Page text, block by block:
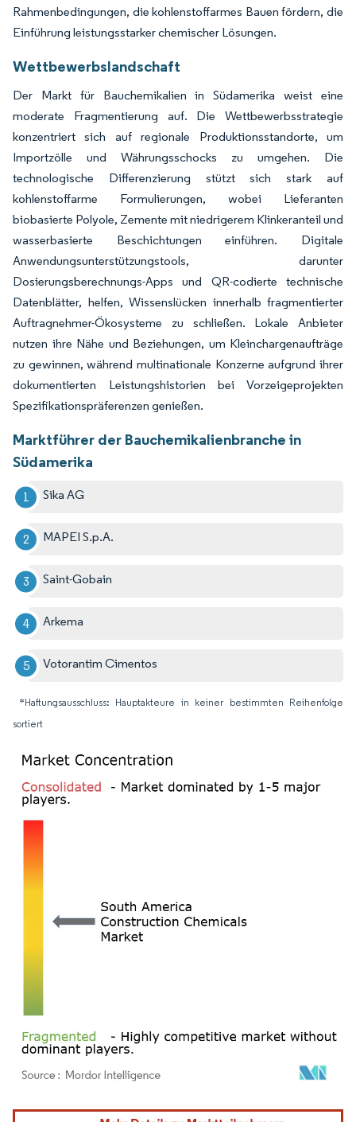
Rahmenbedingungen, die kohlenstoffarmes Bauen fördern, die
Einführung leistungsstarker chemischer Lösungen.
Wettbewerbslandschaft
Der Markt für Bauchemikalien in Südamerika weist eine
moderate Fragmentierung auf. Die Wettbewerbsstrategie
konzentriert sich auf regionale Produktionsstandorte, um
Importzölle und Währungsschocks zu umgehen. Die
technologische Differenzierung stützt sich stark auf
kohlenstoffarme Formulierungen, wobei Lieferanten
biobasierte Polyole, Zemente mit niedrigerem Klinkeranteil und
wasserbasierte Beschichtungen einführen. Digitale
Anwendungsunterstützungstools, darunter
Dosierungsberechnungs-Apps und QR-codierte technische
Datenblätter, helfen, Wissenslücken innerhalb fragmentierter
Auftragnehmer-Ökosysteme zu schließen. Lokale Anbieter
nutzen ihre Nähe und Beziehungen, um Kleinchargenaufträge
zu gewinnen, während multinationale Konzerne aufgrund ihrer
dokumentierten Leistungshistorien bei Vorzeigeprojekten
Spezifikationspräferenzen genießen.
Marktführer der Bauchemikalienbranche in
Südamerika
Sika AG
MAPEI S.p.A.
Saint-Gobain
Arkema
Votorantim Cimentos
*Haftungsausschluss: Hauptakteure in keiner bestimmten Reihenfolge
sortiert
Bild © Mordor Intelligence. Wiederverwendung erfordert Namensnennung gemäß